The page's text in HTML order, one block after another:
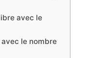
avec le
le nombre